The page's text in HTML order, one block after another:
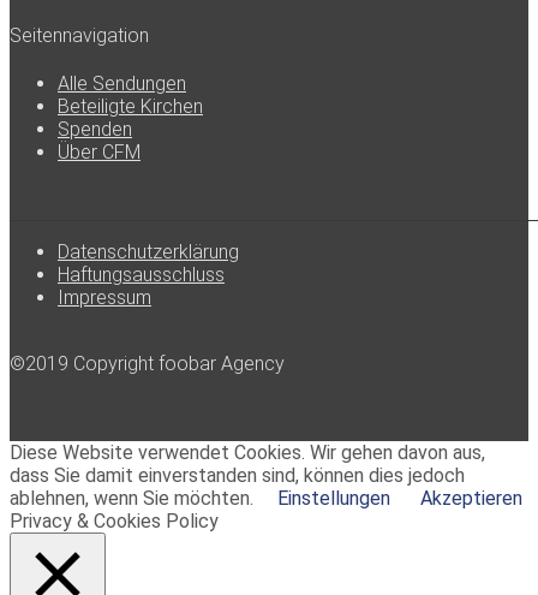
Seitennavigation
Alle Sendungen
Beteiligte Kirchen
Spenden
Über CFM
Datenschutzerklärung
Haftungsausschluss
Impressum
©2019 Copyright foobar Agency
Diese Website verwendet Cookies. Wir gehen davon aus,
dass Sie damit einverstanden sind, können dies jedoch
ablehnen, wenn Sie möchten.
Einstellungen
Akzeptieren
Privacy & Cookies Policy